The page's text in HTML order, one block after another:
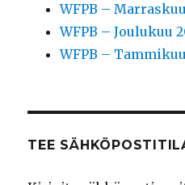
WFPB –
WFPB – Joulukuu
WFPB –
TEE